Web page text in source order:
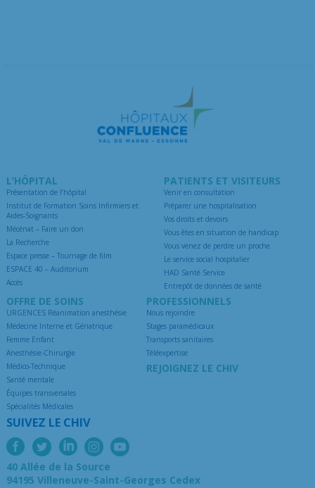
L’HÔPITAL
Présentation de l’hôpital
Institut de Formation Soins Infirmiers et
Aides-Soignants
Mécénat – Faire un don
La Recherche
Espace presse – Tournage de film
ESPACE 40 – Auditorium
Accès
PATIENTS ET VISITEURS
Venir en consultation
Préparer une hospitalisation
Vos droits et devoirs
Vous êtes en situation de handicap
Vous venez de perdre un proche
Le service social hospitalier
HAD Santé Service
Entrepôt de données de santé
OFFRE DE SOINS
URGENCES Réanimation anesthésie
Médecine Interne et Gériatrique
Femme Enfant
Anesthésie-Chirurgie
Médico-Technique
Santé mentale
Équipes transversales
Spécialités Médicales
PROFESSIONNELS
Nous rejoindre
Stages paramédicaux
Transports sanitaires
Téléexpertise
REJOIGNEZ LE CHIV
SUIVEZ LE CHIV
40 Allée de la Source
94195 Villeneuve-Saint-Georges Cedex